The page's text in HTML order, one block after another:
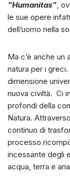
“Humanitas” ,
le sue opere
dell’uomo nella
Ma c’è anche un
natura per i
dimensione
nuova civiltà. Ci
profondi della
Natura.
continuo di
processo
incessante degli
acqua, terra e